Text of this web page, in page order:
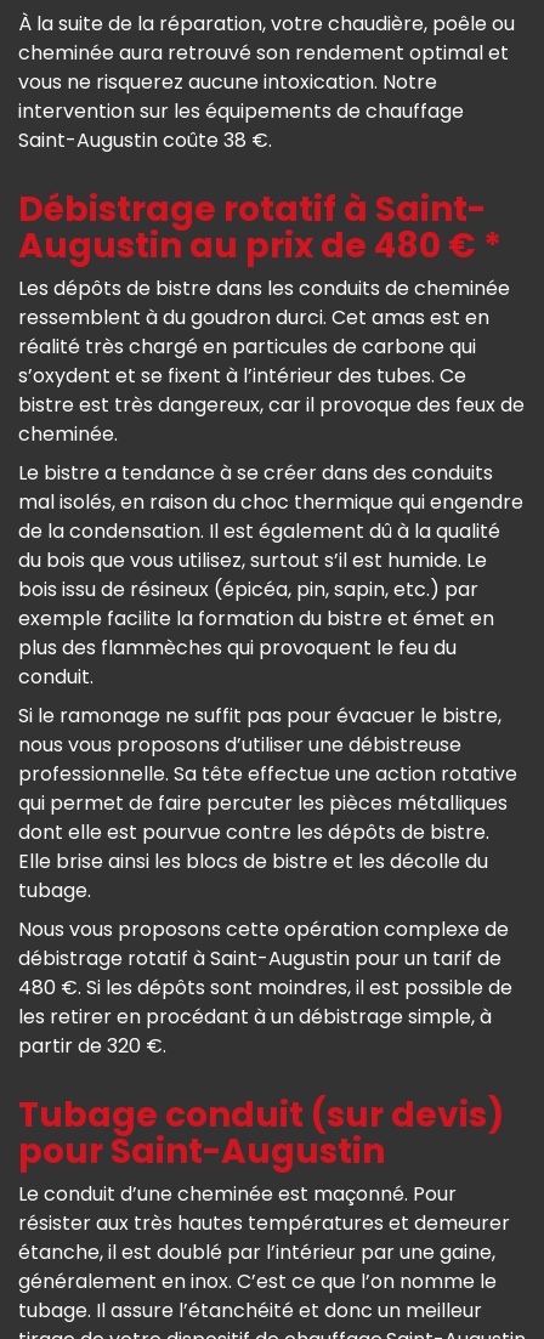
À la suite de la réparation, votre chaudière, poêle ou
cheminée aura retrouvé son rendement optimal et
vous ne risquerez aucune intoxication. Notre
intervention sur les équipements de chauffage
Saint-Augustin coûte 38 €.
Débistrage rotatif à Saint-
Augustin au prix de 480 € *
Les dépôts de bistre dans les conduits de cheminée
ressemblent à du goudron durci. Cet amas est en
réalité très chargé en particules de carbone qui
s’oxydent et se fixent à l’intérieur des tubes. Ce
bistre est très dangereux, car il provoque des feux de
cheminée.
Le bistre a tendance à se créer dans des conduits
mal isolés, en raison du choc thermique qui engendre
de la condensation. Il est également dû à la qualité
du bois que vous utilisez, surtout s’il est humide. Le
bois issu de résineux (épicéa, pin, sapin, etc.) par
exemple facilite la formation du bistre et émet en
plus des flammèches qui provoquent le feu du
conduit.
Si le ramonage ne suffit pas pour évacuer le bistre,
nous vous proposons d’utiliser une débistreuse
professionnelle. Sa tête effectue une action rotative
qui permet de faire percuter les pièces métalliques
dont elle est pourvue contre les dépôts de bistre.
Elle brise ainsi les blocs de bistre et les décolle du
tubage.
Nous vous proposons cette opération complexe de
débistrage rotatif à Saint-Augustin pour un tarif de
480 €. Si les dépôts sont moindres, il est possible de
les retirer en procédant à un débistrage simple, à
partir de 320 €.
Tubage conduit (sur devis)
pour Saint-Augustin
Le conduit d’une cheminée est maçonné. Pour
résister aux très hautes températures et demeurer
étanche, il est doublé par l’intérieur par une gaine,
généralement en inox. C’est ce que l’on nomme le
tubage. Il assure l’étanchéité et donc un meilleur